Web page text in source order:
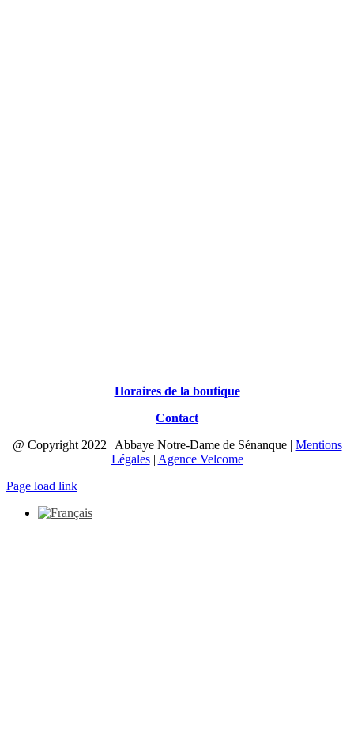
Horaires de la boutique
Contact
@ Copyright 2022 | Abbaye Notre-Dame de Sénanque | Mentions
Légales| Agence Velcome
Page load link